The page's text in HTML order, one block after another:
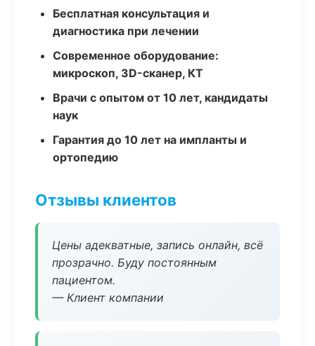
Бесплатная консультация и
диагностика при лечении
Современное оборудование:
микроскоп, 3D-сканер, КТ
Врачи с опытом от 10 лет, кандидаты
наук
Гарантия до 10 лет на импланты и
ортопедию
Отзывы клиентов
Цены адекватные, запись онлайн, всё
прозрачно. Буду постоянным
пациентом.
— Клиент компании